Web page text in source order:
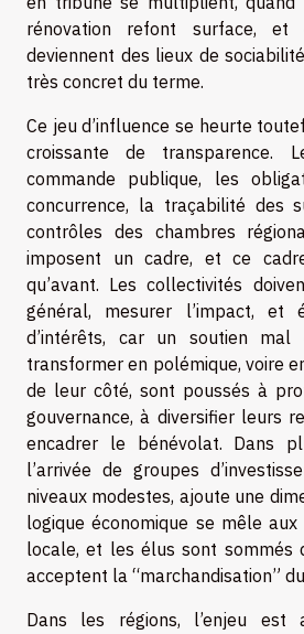
rénovation refont surface, et
deviennent des lieux de
très concret du terme.
Ce jeu d’influence se heurte
croissante de transparence.
commande publique, les
concurrence, la traçabilité des
contrôles des chambres
imposent un cadre, et ce
qu’avant. Les collectivités
général, mesurer l’impact, et
d’intérêts, car un soutien
transformer en polémique, voire
de leur côté, sont poussés à
gouvernance, à diversifier leurs
encadrer le bénévolat. Dans
l’arrivée de groupes
niveaux modestes, ajoute une
logique économique se mêle
locale, et les élus sont sommés
acceptent la “marchandisation”
Dans les régions, l’enjeu